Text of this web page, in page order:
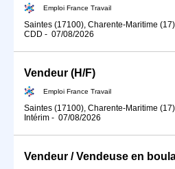
Emploi France Travail
Saintes (17100), Charente-Maritime
CDD - 07/08/2026
Vendeur (H/F)
Emploi France Travail
Saintes (17100), Charente-Maritime
Intérim - 07/08/2026